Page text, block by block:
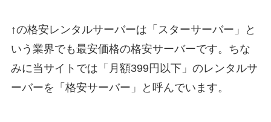
↑の格安レンタルサーバーは「スターサーバー」と
いう業界でも最安価格の格安サーバーです。ちな
みに当サイトでは「月額399円以下」のレンタルサ
ーバーを「格安サーバー」と呼んでいます。